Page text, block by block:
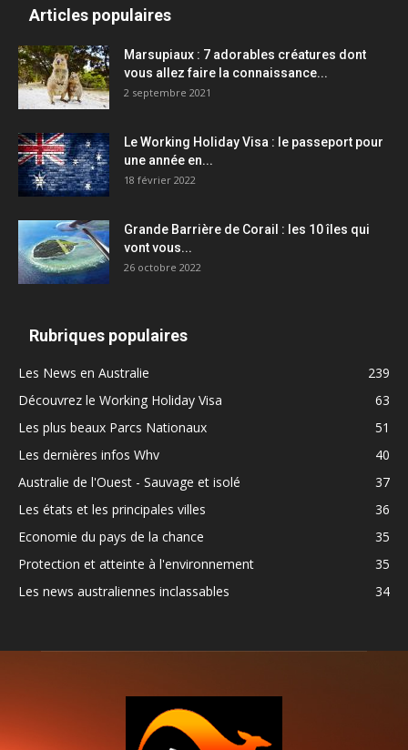
Articles populaires
Marsupiaux : 7 adorables créatures dont
vous allez faire la connaissance...
2 septembre 2021
Le Working Holiday Visa : le passeport pour
une année en...
18 février 2022
Grande Barrière de Corail : les 10 îles qui
vont vous...
26 octobre 2022
Rubriques populaires
Les News en Australie
239
Découvrez le Working Holiday Visa
63
Les plus beaux Parcs Nationaux
51
Les dernières infos Whv
40
Australie de l'Ouest - Sauvage et isolé
37
Les états et les principales villes
36
Economie du pays de la chance
35
Protection et atteinte à l'environnement
35
Les news australiennes inclassables
34